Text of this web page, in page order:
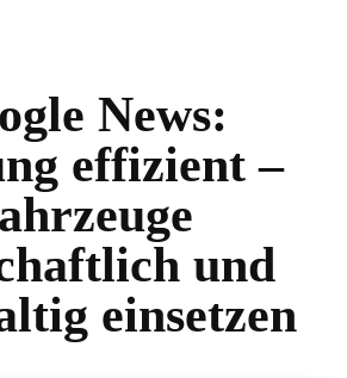
News:
effizient –
und
einsetzen